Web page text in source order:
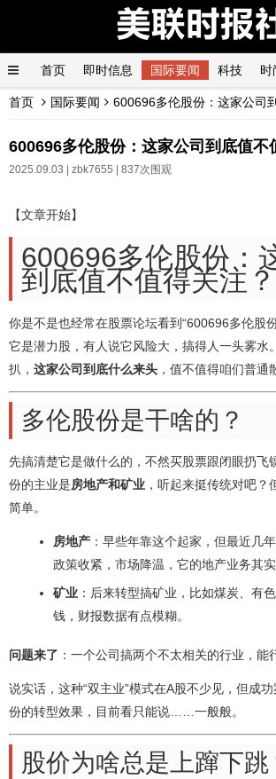
首页 即时信息 国际要闻 科技 时
产经 汽车 健康
首页 国际要闻 600696多伦股份：这家公司
600696多伦股份：这家公司到底值不
2025.09.03 | zbk7655 | 837次围观
【文章开始】
600696多伦股份：
到底值不值得关注？
你是不是也经常在股票论坛看到“600696多伦股
它是潜力股，有人说它风险大，搞得人一头雾水
扒， 这家公司到底什么来头 ，值不值得咱们普通
多伦股份是干啥的？
先搞清楚它是做什么的，不然买股票跟闭眼扔飞
份的主业是房地产和矿业 ，听起来挺传统对吧？
简单。
房地产 ：早些年靠这个起家，但最近几
政策收紧，市场降温，它的地产业务其实
矿业 ：后来转型搞矿业，比如煤炭、有
钱，财报数据有点模糊。
问题来了 ：一个公司搞两个不太相关的行业，能
说实话，这种“双主业”模式在A股不少见，但成
份的转型效果，目前看只能说……一般般。
股价为啥总是上蹿下跳